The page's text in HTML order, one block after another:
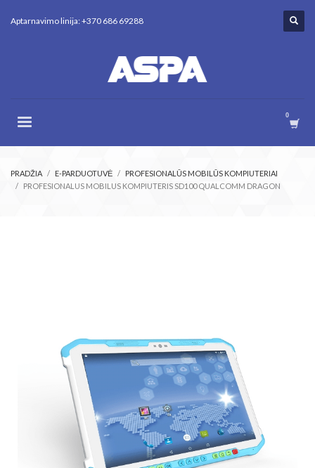
Aptarnavimo linija: +370 686 69288
PRADŽIA E-PARDUOTUVĖ
PROFESIONALŪS MOBILŪS KOMPIUTERIAI
PROFESIONALUS MOBILUS KOMPIUTERIS SD100 QUALCOMM DRAGON